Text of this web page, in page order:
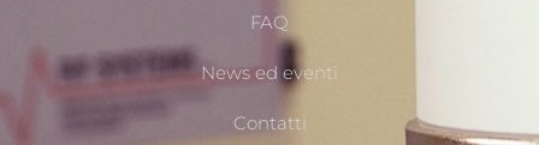
FAQ
News ed eventi
Contatti